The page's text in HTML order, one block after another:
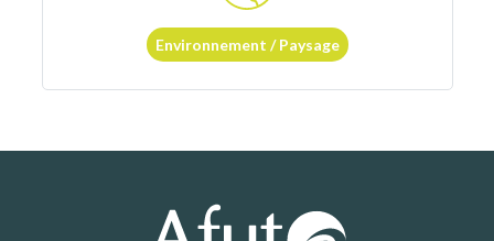
Environnement / Paysage